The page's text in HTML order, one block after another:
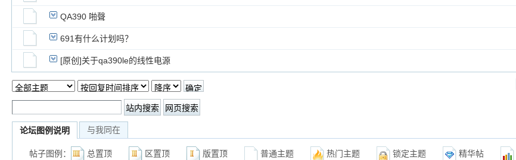
QA390 啪聲
691有什么计划吗？
[原创]关于qa390le的线性电源
论坛图例说明 与我同在
帖子图例： 总置顶 区置顶 版置顶 普通主题 热门主题 锁定主题 精华帖